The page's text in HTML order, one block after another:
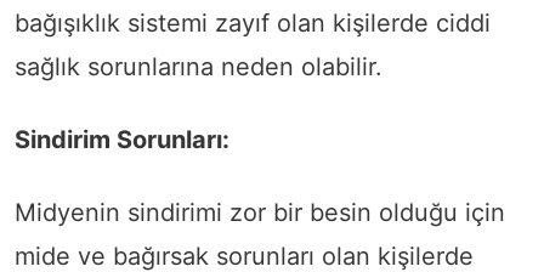
bağışıklık sistemi zayıf olan kişilerde ciddi
sağlık sorunlarına neden olabilir.
Sindirim Sorunları:
Midyenin sindirimi zor bir besin olduğu için
mide ve bağırsak sorunları olan kişilerde